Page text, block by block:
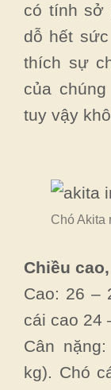
có tính sở
dỗ hết
thích sự
của
tuy vậy
Chó Akita
Chiều
Cao: 26 –
cái cao 24
Cân
kg). Chó